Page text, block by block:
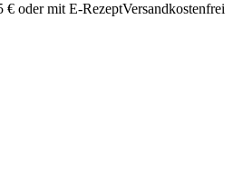
€ oder mit E-RezeptVersandkostenfrei